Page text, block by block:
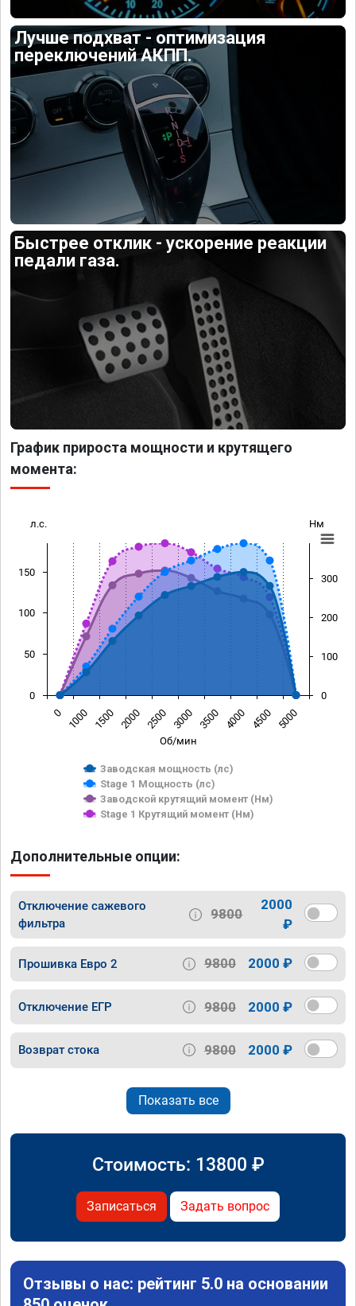
Лучше подхват - оптимизация
переключений АКПП.
Быстрее отклик - ускорение реакции
педали газа.
График прироста мощности и крутящего
момента:
Об/мин
л.с. Нм
Заводская мощность (лс)
Stage 1 Мощность (лс)
Заводской крутящий момент (Нм)
Stage 1 Крутящий момент (Нм)
0 1000 1500 2000 2500 3000 3500 4000 4500 5000
0
50
100
150
0
100
200
300
Дополнительные опции:
Отключение сажевого
фильтра
9800
2000
₽
Прошивка Евро 2 9800 2000 ₽
Отключение ЕГР 9800 2000 ₽
Возврат стока 9800 2000 ₽
Показать все
Стоимость: 13800 ₽
Записаться Задать вопрос
Отзывы о нас: рейтинг 5.0 на основании